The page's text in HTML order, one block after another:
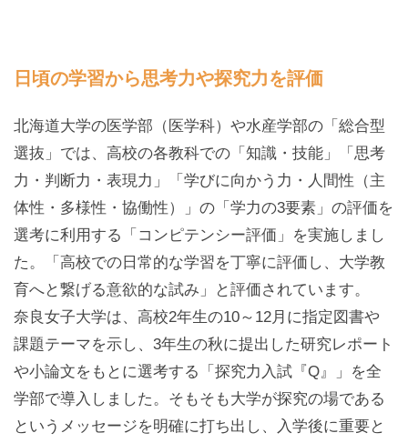
日頃の学習から思考力や探究力を評価
北海道大学の医学部（医学科）や水産学部の「総合型
選抜」では、高校の各教科での「知識・技能」「思考
力・判断力・表現力」「学びに向かう力・人間性（主
体性・多様性・協働性）」の「学力の3要素」の評価を
選考に利用する「コンピテンシー評価」を実施しまし
た。「高校での日常的な学習を丁寧に評価し、大学教
育へと繋げる意欲的な試み」と評価されています。
奈良女子大学は、高校2年生の10～12月に指定図書や
課題テーマを示し、3年生の秋に提出した研究レポート
や小論文をもとに選考する「探究力入試『Q』」を全
学部で導入しました。そもそも大学が探究の場である
というメッセージを明確に打ち出し、入学後に重要と